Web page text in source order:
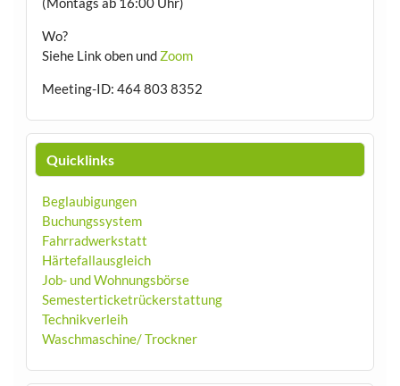
Wo?
Siehe Link oben und Zoom
Meeting-ID: 464 803 8352
Quicklinks
Beglaubigungen
Buchungssystem
Fahrradwerkstatt
Härtefallausgleich
Job- und Wohnungsbörse
Semesterticketrückerstattung
Technikverleih
Waschmaschine/ Trockner